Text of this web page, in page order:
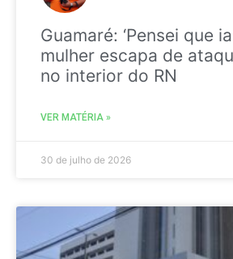
Guamaré: ‘Pensei que
mulher escapa de
no interior do RN
VER MATÉRIA »
30 de julho de 2026